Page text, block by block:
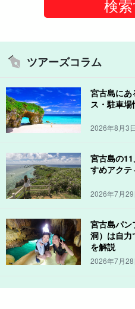
ツアーズコラム
宮古島にあ
ス・駐車
2026年8月3日
宮古島の
すめアクテ
2026年7月29
宮古島パン
洞）は自力
を解説
2026年7月28